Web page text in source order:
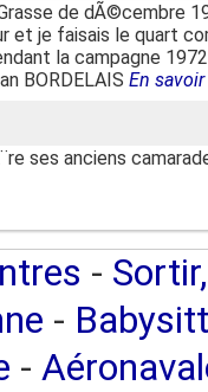
de dÃ©cembre
et je faisais le quart
la campagne
BORDELAIS En
ses anciens
-
-
-